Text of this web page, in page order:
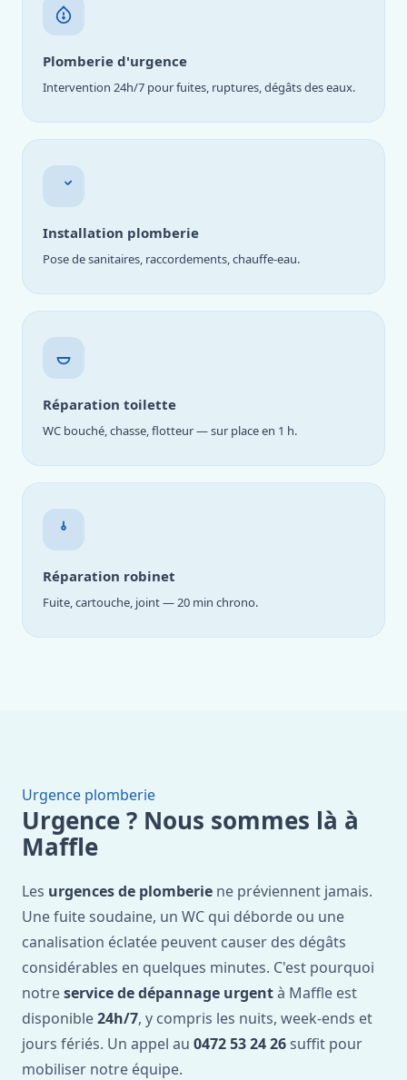
Plomberie d'urgence
Intervention 24h/7 pour fuites, ruptures, dégâts des eaux.
Installation plomberie
Pose de sanitaires, raccordements, chauffe-eau.
Réparation toilette
WC bouché, chasse, flotteur — sur place en 1 h.
Réparation robinet
Fuite, cartouche, joint — 20 min chrono.
Urgence plomberie
Urgence ? Nous sommes là à
Maffle
Les urgences de plomberie ne préviennent jamais.
Une fuite soudaine, un WC qui déborde ou une
canalisation éclatée peuvent causer des dégâts
considérables en quelques minutes. C'est pourquoi
notreservice de dépannage urgentà Maffle est
disponible24h/7, y compris les nuits, week-ends et
jours fériés. Un appel au 0472 53 24 26 suffit pour
mobiliser notre équipe.